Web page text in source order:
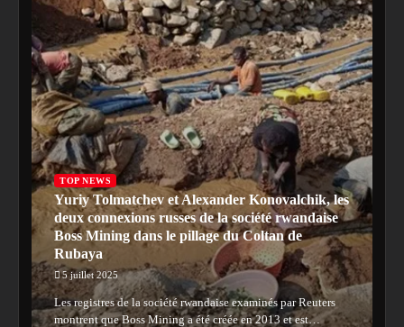
TOP NEWS
Yuriy Tolmatchev et Alexander Konovalchik, les
deux connexions russes de la société rwandaise
Boss Mining dans le pillage du Coltan de
Rubaya
5 juillet 2025
Les registres de la société rwandaise examinés par Reuters
montrent que Boss Mining a été créée en 2013 et est…